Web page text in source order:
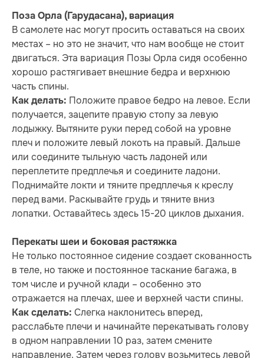
Поза Орла (Гарудасана), вариация
В самолете нас могут просить оставаться на своих
местах – но это не значит, что нам вообще не стоит
двигаться. Эта вариация Позы Орла сидя особенно
хорошо растягивает внешние бедра и верхнюю
часть спины.
Как делать: Положите правое бедро на левое. Если
получается, зацепите правую стопу за левую
лодыжку. Вытяните руки перед собой на уровне
плеч и положите левый локоть на правый. Дальше
или соедините тыльную часть ладоней или
переплетите предплечья и соедините ладони.
Поднимайте локти и тяните предплечья к креслу
перед вами. Раскывайте грудь и тяните вниз
лопатки. Оставайтесь здесь 15-20 циклов дыхания.
Перекаты шеи и боковая растяжка
Не только постоянное сидение создает скованность
в теле, но также и постоянное таскание багажа, в
том числе и ручной клади – особенно это
отражается на плечах, шее и верхней части спины.
Как сделать: Слегка наклонитесь вперед,
расслабьте плечи и начинайте перекатывать голову
в одном направлении 10 раз, затем смените
направление. Затем через голову возьмитесь левой